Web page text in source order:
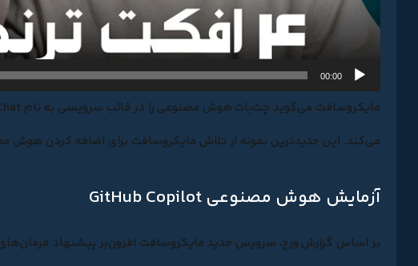
00:00
می‌کند. این جدیدترین نمونه از تلاش مایکروسافت برای اضافه کردن
آزمایش هوش مصنوعی GitHub Copilot
بر اساس گزارش ورج، سرویس جدید مایکروسافت افزون‌بر پیشنهاد